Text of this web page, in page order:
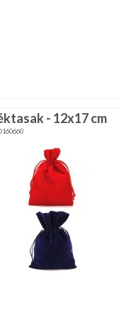
- 12x17 cm